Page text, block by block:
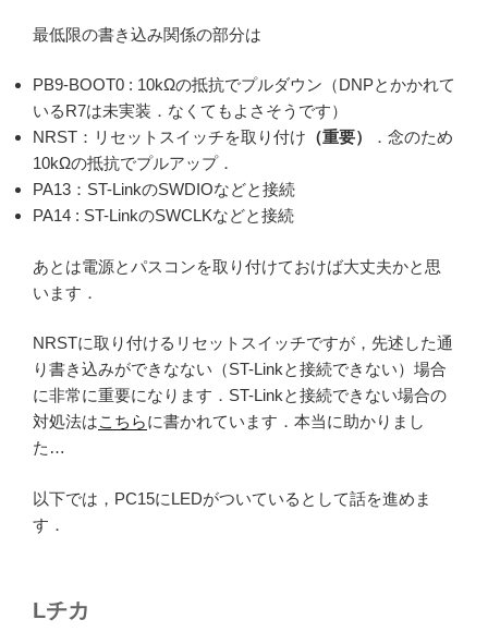
最低限の書き込み関係の部分は
PB9-BOOT0 : 10kΩの抵抗でプルダウン（DNPとかかれて
いるR7は未実装．なくてもよさそうです）
NRST：リセットスイッチを取り付け （重要）
．念のため
10kΩの抵抗でプルアップ．
PA13：ST-LinkのSWDIOなどと接続
PA14 : ST-LinkのSWCLKなどと接続
あとは電源とパスコンを取り付けておけば大丈夫かと思
います．
NRSTに取り付けるリセットスイッチですが，先述した通
り書き込みができなない（ST-Linkと接続できない）場合
に非常に重要になります．ST-Linkと接続できない場合の
対処法はこちらに書かれています．本当に助かりまし
た…
以下では，PC15にLEDがついているとして話を進めま
す．
Lチカ